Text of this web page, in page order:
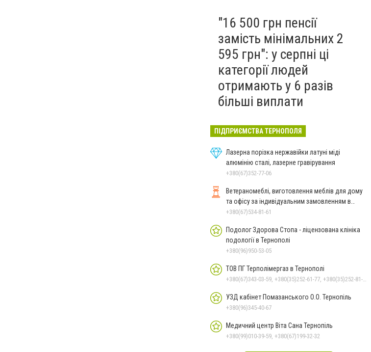
"16 500 грн пенсії
замість мінімальних 2
595 грн": у серпні ці
категорії людей
отримають у 6 разів
більші виплати
ПІДПРИЄМСТВА ТЕРНОПОЛЯ
Лазерна порізка нержавійки латуні міді
алюмінію сталі, лазерне гравірування
+380(67)352-77-06
Ветераномеблі, виготовлення меблів для дому
та офісу за індивідуальним замовленням в
Тернополі
+380(67)534-81-61
Подолог Здорова Стопа - ліцензована клініка
подології в Тернополі
+380(96)950-53-05
ТОВ ПГ Терполімергаз в Тернополі
+380(67)343-03-59, +380(35)252-61-77, +380(35)252-81-69
УЗД кабінет Помазанського О.О. Тернопіль
+380(96)345-40-67
Медичний центр Віта Сана Тернопіль
+380(99)010-39-59, +380(67)199-32-32